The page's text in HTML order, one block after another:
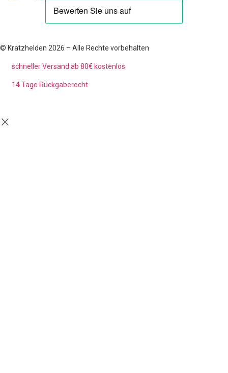
© Kratzhelden 2026 – Alle Rechte vorbehalten
schneller Versand ab 80€ kostenlos
14 Tage Rückgaberecht